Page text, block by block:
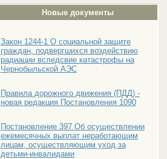
Новые документы
Закон 1244-1 О социальной защите
граждан, подвергшихся воздействию
радиации вследсвие катастрофы на
Чернобыльской АЭС
Правила дорожного движения (ПДД) -
новая редакция Постановления 1090
Постановление 397 Об осуществлении
ежемесячных выплат неработающим
лицам, осуществляющим уход за
детьми-инвалидами